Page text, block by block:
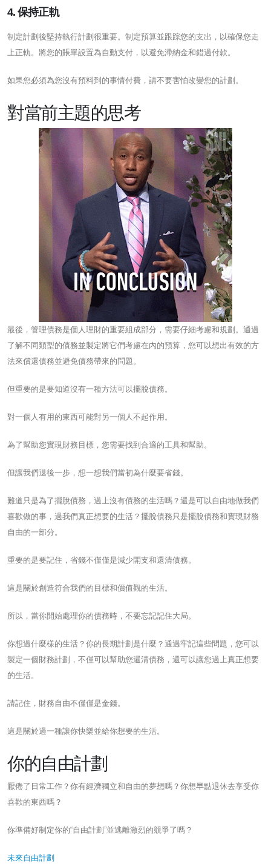
4. 保持正軌
制定計劃後堅持執行計劃很重要。制定預算並跟踪您的支出，以確保您走
上正軌。將您的賬單設置為自動支付，以避免滯納金和錯過付款。
如果您必須為您沒有預料到的事情付費，請不要害怕改變您的計劃。
對當前主題的思考
最後，管理債務是個人理財的重要組成部分，需要仔細考慮和規劃。通過
了解不同類型的債務並製定將它們考慮在內的預算，您可以想出有效的方
法來償還債務並避免債務帶來的問題。
但重要的是要知道沒有一種方法可以擺脫債務。
對一個人有用的東西可能對另一個人不起作用。
為了幫助您實現財務目標，您需要找到合適的工具和幫助。
但讓我們退後一步，想一想我們當初為什麼要省錢。
難道只是為了擺脫債務，過上沒有債務的生活嗎？還是可以自由地做我們
喜歡做的事，過我們真正想要的生活？擺脫債務只是擺脫債務和實現財務
自由的一部分。
重要的是要記住，省錢不僅僅是減少開支和還清債務。
這是關於創造符合我們的目標和價值觀的生活。
所以，當你開始處理你的債務時，不要忘記記住大局。
你想過什麼樣的生活？你的長期計劃是什麼？通過牢記這些問題，您可以
製定一個財務計劃，不僅可以幫助您還清債務，還可以讓您過上真正想要
的生活。
請記住，財務自由不僅僅是金錢。
這是關於過一種讓你快樂並給你想要的生活。
你的自由計劃
厭倦了日常工作？你有經濟獨立和自由的夢想嗎？你想早點退休去享受你
喜歡的東西嗎？
你準備好制定你的“自由計劃”並逃離激烈的競爭了嗎？
未來自由計劃